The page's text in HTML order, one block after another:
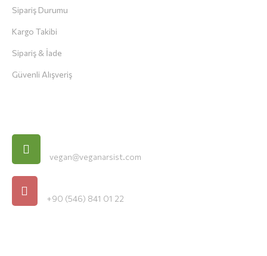
Sipariş Durumu
Kargo Takibi
Sipariş & İade
Güvenli Alışveriş
vegan@veganarsist.com
+90 (546) 841 01 22